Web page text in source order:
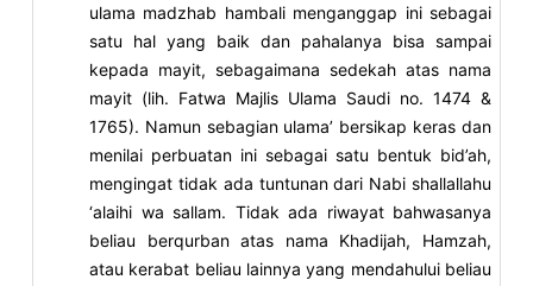
ulama madzhab hambali menganggap ini sebagai
satu hal yang baik dan pahalanya bisa sampai
kepada mayit, sebagaimana sedekah atas nama
mayit (lih. Fatwa Majlis Ulama Saudi no. 1474 &
1765). Namun sebagian ulama’ bersikap keras dan
menilai perbuatan ini sebagai satu bentuk bid’ah,
mengingat tidak ada tuntunan dari Nabi shallallahu
‘alaihi wa sallam. Tidak ada riwayat bahwasanya
beliau berqurban atas nama Khadijah, Hamzah,
atau kerabat beliau lainnya yang mendahului beliau